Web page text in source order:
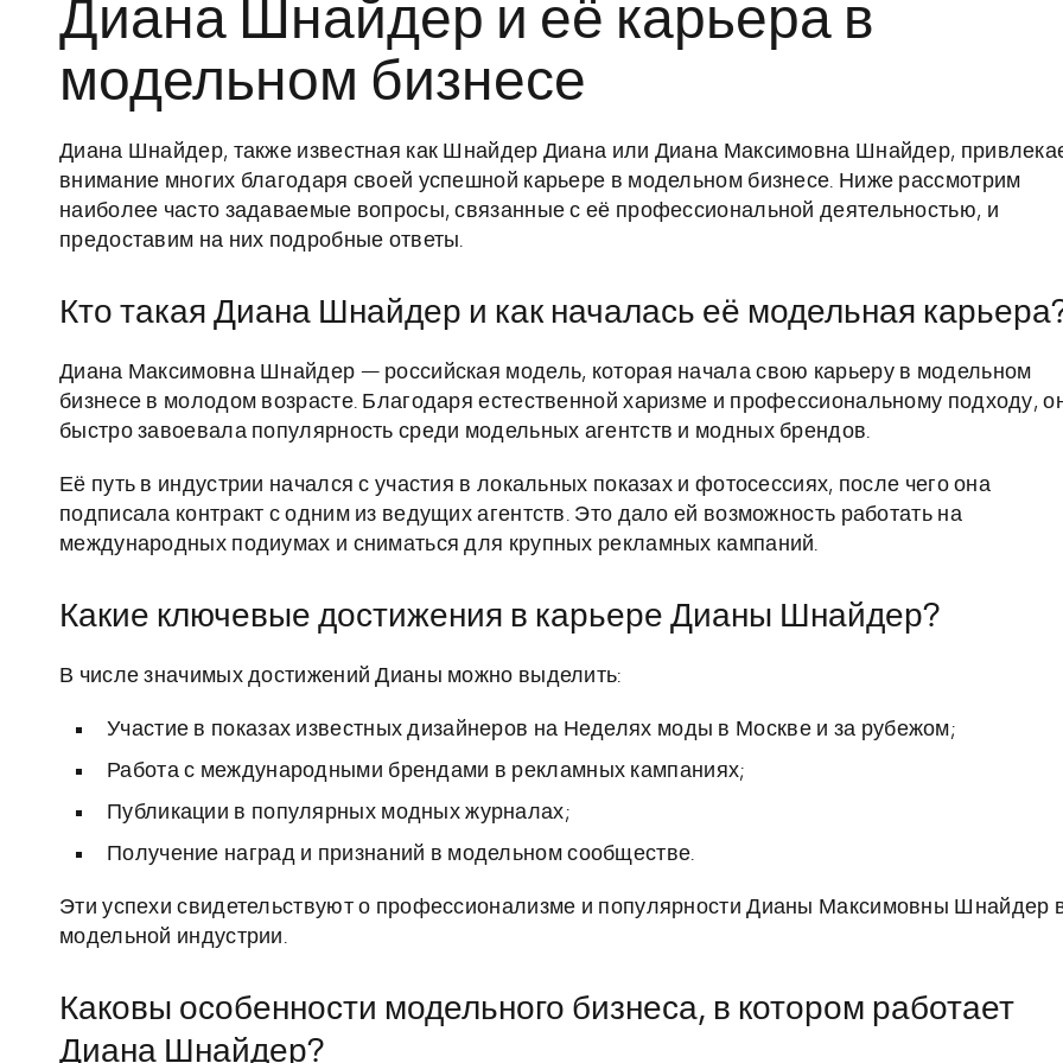
Диана Шнайдер и её карьера в
модельном бизнесе
Диана Шнайдер, также известная как Шнайдер Диана или Диана Максимовна Шнайдер,
внимание многих благодаря своей успешной карьере в модельном бизнесе. Ниже рассмотрим
наиболее часто задаваемые вопросы, связанные с её профессиональной деятельностью, и
предоставим на них подробные ответы.
Кто такая Диана Шнайдер и как началась её модельная
Диана Максимовна Шнайдер — российская модель, которая начала свою карьеру в модельном
бизнесе в молодом возрасте. Благодаря естественной харизме и профессиональному подходу,
быстро завоевала популярность среди модельных агентств и модных брендов.
Её путь в индустрии начался с участия в локальных показах и фотосессиях, после чего она
подписала контракт с одним из ведущих агентств. Это дало ей возможность работать на
международных подиумах и сниматься для крупных рекламных кампаний.
Какие ключевые достижения в карьере Дианы Шнайдер?
В числе значимых достижений Дианы можно выделить:
Участие в показах известных дизайнеров на Неделях моды в Москве и за рубежом;
Работа с международными брендами в рекламных кампаниях;
Публикации в популярных модных журналах;
Получение наград и признаний в модельном сообществе.
Эти успехи свидетельствуют о профессионализме и популярности Дианы Максимовны Шнайдер
модельной индустрии.
Каковы особенности модельного бизнеса, в котором работает
Диана Шнайдер?